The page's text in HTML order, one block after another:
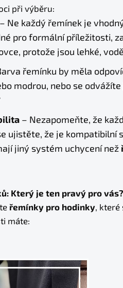
při výběru:
– Ne každý řemínek je
pro formální příležitosti,
protože jsou lehké,
řemínku by měla
modrou, nebo se
– Nezapomeňte, že
ujistěte, že je kompatibilní
jiný systém uchycení než
Který je ten pravý pro vás?
řemínky pro hodinky, které
máte: